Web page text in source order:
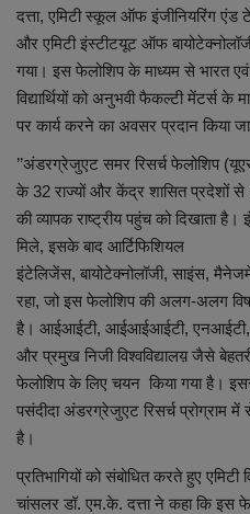
शिक्षा
स्वास्थ्य
राष्ट्रीय
व्यापार
रोजगार
NEWS
वीडियो
टेक वर्ल्ड
लाइफस्टाइल
दत्ता, एमिटी स्कूल ऑफ इंजीनियरिंग
और एमिटी इंस्टीटयूट ऑफ
गया। इस फेलोशिप के माध्यम से भारत
विद्यार्थियों को अनुभवी फैकल्टी मेंटर्स के
पर कार्य करने का अवसर प्रदान किया
’’अंडरग्रेजुएट समर रिसर्च फेलोशिप
के 32 राज्यों और केंद्र शासित प्रदेशों से
की व्यापक राष्ट्रीय पहुंच को दिखाता
मिले, इसके बाद आर्टिफिशियल
इंटेलिजेंस, बायोटेक्नोलॉजी, साइंस,
रहा, जो इस फेलोशिप की अलग-अलग
है। आईआईटी, आईआईआईटी, एनआईटी,
और प्रमुख निजी विश्वविद्यालय़ जैसे
फेलोशिप के लिए चयन किया गया है।
पसंदीदा अंडरग्रेजुएट रिसर्च प्रोग्राम
है।
प्रतिभागियों को संबोधित करते हुए एमिटी
चांसलर डॉ. एम.के. दत्ता ने कहा कि इस